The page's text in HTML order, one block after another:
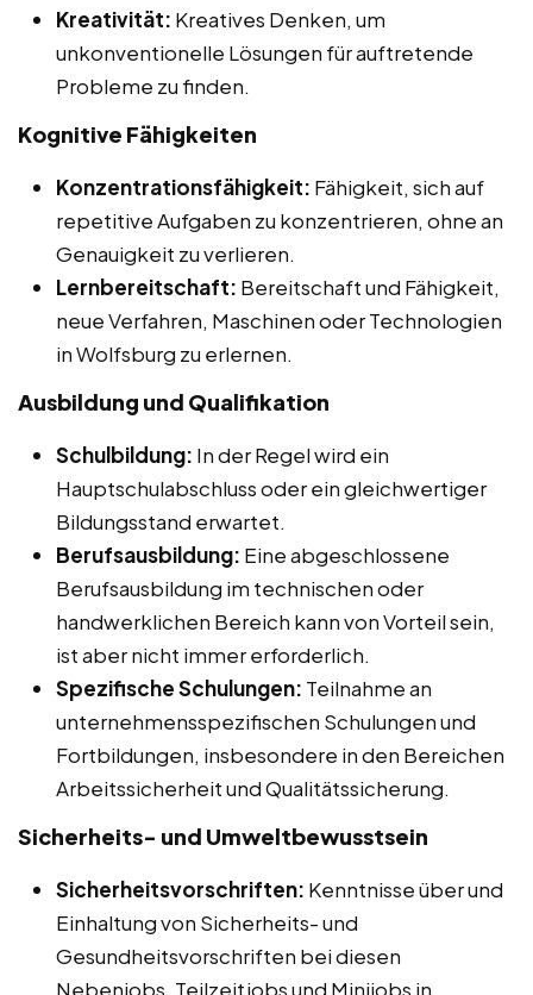
Kreativität: Kreatives Denken, um
unkonventionelle Lösungen für auftretende
Probleme zu finden.
Kognitive Fähigkeiten
Konzentrationsfähigkeit: Fähigkeit, sich auf
repetitive Aufgaben zu konzentrieren, ohne an
Genauigkeit zu verlieren.
Lernbereitschaft: Bereitschaft und Fähigkeit,
neue Verfahren, Maschinen oder Technologien
in Wolfsburg zu erlernen.
Ausbildung und Qualifikation
Schulbildung: In der Regel wird ein
Hauptschulabschluss oder ein gleichwertiger
Bildungsstand erwartet.
Berufsausbildung: Eine abgeschlossene
Berufsausbildung im technischen oder
handwerklichen Bereich kann von Vorteil sein,
ist aber nicht immer erforderlich.
Spezifische Schulungen: Teilnahme an
unternehmensspezifischen Schulungen und
Fortbildungen, insbesondere in den Bereichen
Arbeitssicherheit und Qualitätssicherung.
Sicherheits- und Umweltbewusstsein
Sicherheitsvorschriften: Kenntnisse über und
Einhaltung von Sicherheits- und
Gesundheitsvorschriften bei diesen
Nebenjobs, Teilzeitjobs und Minijobs in